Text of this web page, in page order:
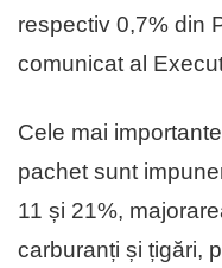
respectiv 0,7% din
comunicat al
Cele mai
pachet sunt
11 și 21%,
carburanți și țigări,